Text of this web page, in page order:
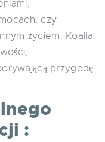
czy
życiem. Koalia
przygodę.
: